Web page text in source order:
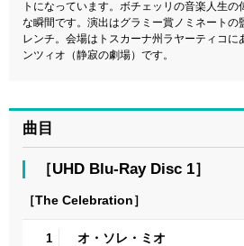
トになっています。ボチェッリの音楽人生の
な瞬間です。演出はグラミー賞ノミネートの
レンチ。会場はトスカーナ州ラヤーティコに
ンツィオ（静寂の劇場）です。
曲目
［UHD Blu-Ray Disc 1］
［The Celebration］
1 オ・ソレ・ミオ